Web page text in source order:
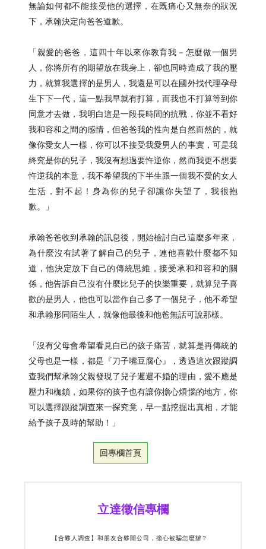
無論如何都不能接受他的選擇，在既痛心又無奈的狀況
下，承翰決定向爸爸道歉。
「親愛的爸爸，這四十年以來你教育我－怎麼做一個男
人，你將所有的期望放在我身上，卻也同時造成了我的壓
力，就算我選擇的是男人，我還是可以在國外找代理孕母
生下下一代，這一點我早就有打算，而我也不打算等到你
同意才去做，我明白這是一段長時間的抗戰，你並不看好
我和容和之間的感情，但爸爸我的性向是自然而然的，就
像你愛女人一樣，你可以不接受我愛男人的事實，可是我
終究是你的兒子，我沒有想過要忤逆你，然而我更不想要
忤逆我的本意，我不希望我的下半生跟一個我不愛的女人
生活，對不起！身為你的兒子卻讓你失望了，我很抱
歉。」
承翰爸爸收到承翰的訊息後，開始檢討自己這麼多年來，
為什麼沒有試著了解自己的兒子，連他喜歡什麼都不知
道，他決定放下自己的傳統思維，接受承和和容和的關
係，他告訴自己沒有什麼比兒子的快樂重要，就算兒子喜
歡的是男人，他也可以當作自己多了一個兒子，他不希望
和承翰形同陌生人，就像他最後和他爸無話可說那樣。
「沒有父母會希望看見自己的孩子痛苦，就算是再傳統的
父母也是一樣，都是『刀子嘴豆腐心』，透過這次跟蹤調
查我們幫承翰父親發現了兒子遲遲不婚的理由，愛不應是
壓力和枷鎖，如果你的孩子也有讓你擔心煩惱的地方，你
可以選擇跟蹤調查來一探究竟，早一點挖掘出真相，才能
給予孩子及時的幫助！」
回專欄首頁
立達徵信專欄
【合夥人調查】和朋友合夥開公司，擔心被騙怎麼辦？